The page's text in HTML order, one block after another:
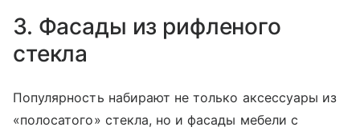
3. Фасады из рифленого
стекла
Популярность набирают не только аксессуары из
«полосатого» стекла, но и фасады мебели с